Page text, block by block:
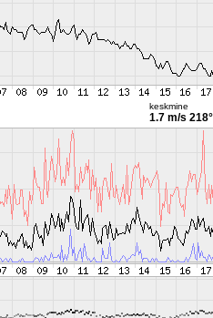
keskmine
1.7 m/s 218°